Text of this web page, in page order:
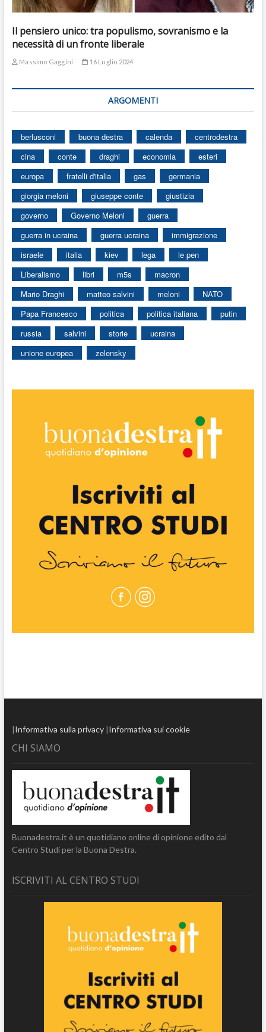
Il pensiero unico: tra populismo, sovranismo e la
necessità di un fronte liberale
Massimo Gaggini 16 Luglio 2024
ARGOMENTI
berlusconi buona destra calenda
centrodestra
cina
conte draghi economia
esteri
europa
fratelli d'italia gas
germania
giorgia meloni
giuseppe conte
giustizia
governo
Governo Meloni
guerra
guerra in ucraina
guerra ucraina
immigrazione
israele
italia kiev lega
le pen
Liberalismo
libri m5s
macron
Mario Draghi
matteo salvini meloni
NATO
Papa Francesco
politica politica italiana
putin
russia
salvini storie
ucraina
unione europea
zelensky
|Informativa sulla privacy|Informativa sui cookie
CHI SIAMO
Buonadestra.it è un quotidiano online di opinione edito dal
Centro Studi per la Buona Destra.
ISCRIVITI AL CENTRO STUDI